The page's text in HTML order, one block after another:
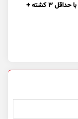
تیراندازی در رستوران آمریکایی با حداقل ۳ کشته +